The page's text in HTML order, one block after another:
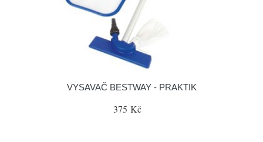
VYSAVAČ BESTWAY - PRAKTIK
375 Kč